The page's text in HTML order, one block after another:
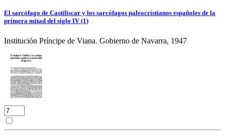
El sarcófago de Castiliscar y los sarcófagos paleocristianos españoles de la
primera mitad del siglo IV (1)
Institución Príncipe de Viana. Gobierno de Navarra, 1947